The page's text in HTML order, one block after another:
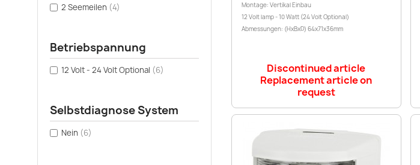
2 Seemeilen (4)
Betriebspannung
12 Volt - 24 Volt Optional (6)
Selbstdiagnose System
Nein (6)
Montage: Vertikal Einbau
12 Volt lamp - 10 Watt (24 Volt Optional)
Abmessungen: (HxBxD) 64x71x36mm
Discontinued article
Replacement article on
request